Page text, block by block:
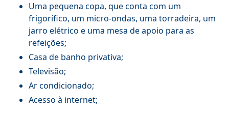
Uma pequena copa, que conta com um
frigorífico, um micro-ondas, uma torradeira, um
jarro elétrico e uma mesa de apoio para as
refeições;
Casa de banho privativa;
Televisão;
Ar condicionado;
Acesso à internet;